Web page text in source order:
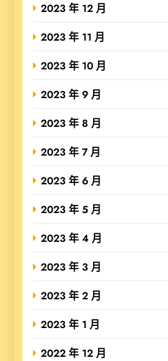
2023 年 12 月
2023 年 11 月
2023 年 10 月
2023 年 9 月
2023 年 8 月
2023 年 7 月
2023 年 6 月
2023 年 5 月
2023 年 4 月
2023 年 3 月
2023 年 2 月
2023 年 1 月
2022 年 12 月